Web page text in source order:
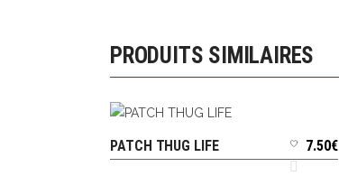
PRODUITS SIMILAIRES
AJOUTER AU PANIER
PATCH THUG LIFE 7.50€